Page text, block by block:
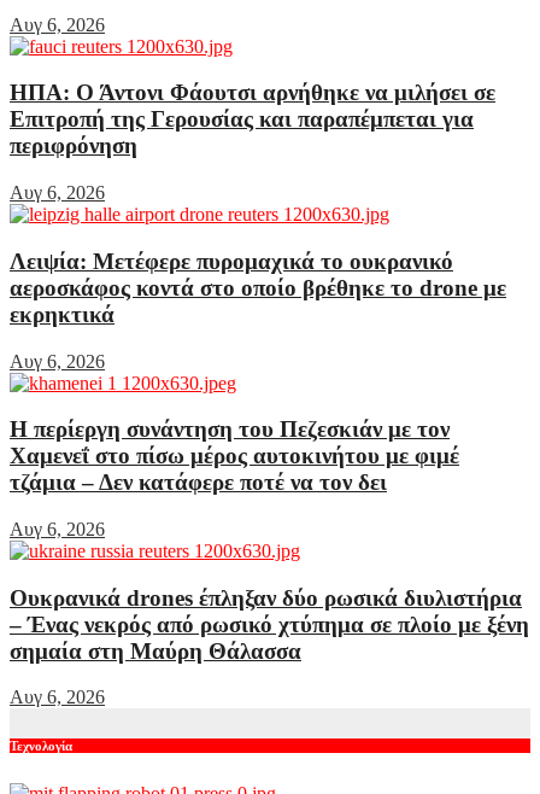
Αυγ 6, 2026
ΗΠΑ: Ο Άντονι Φάουτσι αρνήθηκε να μιλήσει σε
Επιτροπή της Γερουσίας και παραπέμπεται για
περιφρόνηση
Αυγ 6, 2026
Λειψία: Μετέφερε πυρομαχικά το ουκρανικό
αεροσκάφος κοντά στο οποίο βρέθηκε το drone με
εκρηκτικά
Αυγ 6, 2026
Η περίεργη συνάντηση του Πεζεσκιάν με τον
Χαμενεΐ στο πίσω μέρος αυτοκινήτου με φιμέ
τζάμια – Δεν κατάφερε ποτέ να τον δει
Αυγ 6, 2026
Ουκρανικά drones έπληξαν δύο ρωσικά διυλιστήρια
– Ένας νεκρός από ρωσικό χτύπημα σε πλοίο με ξένη
σημαία στη Μαύρη Θάλασσα
Αυγ 6, 2026
Τεχνολογία